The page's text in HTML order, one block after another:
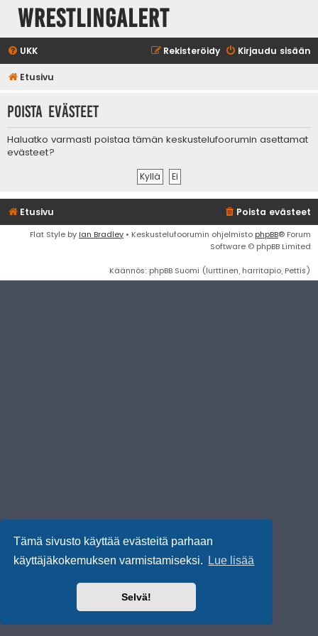
Tämä sivusto käyttää evästeitä parhaan
käyttäjäkokemuksen varmistamiseksi.
Lue lisää
Selvä!
WrestlingAlert
UKK Kirjaudu sisään
Rekisteröidy
Etusivu
Poista evästeet
Haluatko varmasti poistaa tämän keskustelufoorumin asettamat
evästeet?
Etusivu Poista evästeet
Flat Style by Ian Bradley • Keskustelufoorumin ohjelmisto phpBB® Forum
Software © phpBB Limited
Käännös: phpBB Suomi (lurttinen, harritapio, Pettis)